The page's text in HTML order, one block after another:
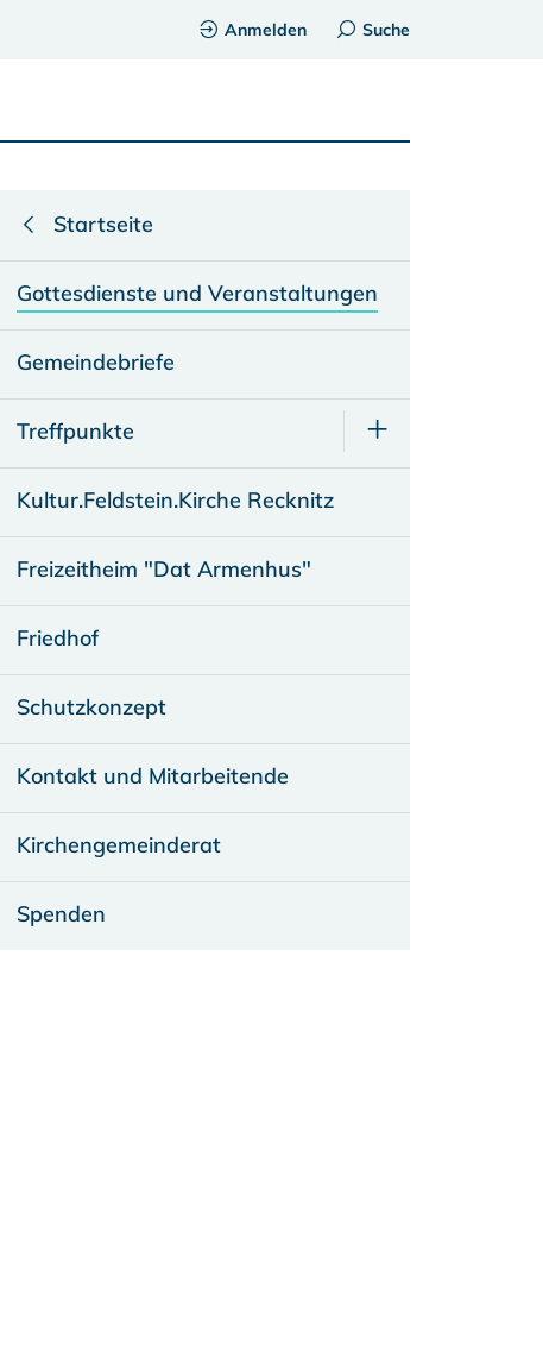
Anmelden Suche
Startseite
Gottesdienste und Veranstaltungen
Gemeindebriefe
Treffpunkte
Kultur.Feldstein.Kirche Recknitz
Freizeitheim "Dat Armenhus"
Friedhof
Schutzkonzept
Kontakt und Mitarbeitende
Kirchengemeinderat
Spenden